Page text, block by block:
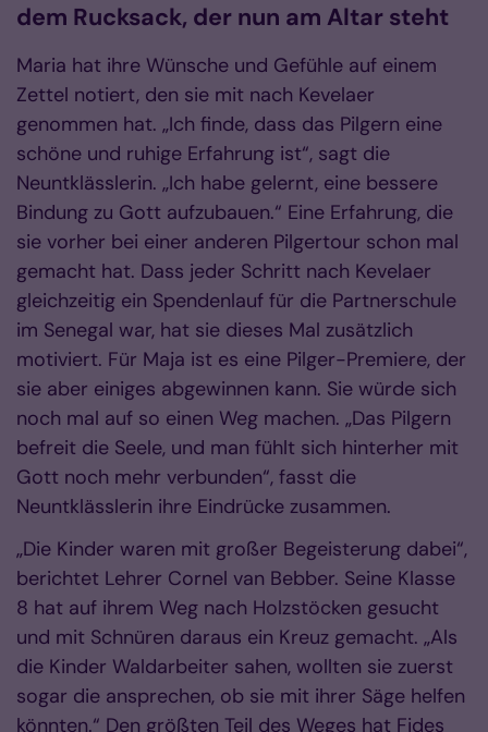
dem Rucksack, der nun am Altar steht
Maria hat ihre Wünsche und Gefühle auf einem
Zettel notiert, den sie mit nach Kevelaer
genommen hat. „Ich finde, dass das Pilgern eine
schöne und ruhige Erfahrung ist“, sagt die
Neuntklässlerin. „Ich habe gelernt, eine bessere
Bindung zu Gott aufzubauen.“ Eine Erfahrung, die
sie vorher bei einer anderen Pilgertour schon mal
gemacht hat. Dass jeder Schritt nach Kevelaer
gleichzeitig ein Spendenlauf für die Partnerschule
im Senegal war, hat sie dieses Mal zusätzlich
motiviert. Für Maja ist es eine Pilger-Premiere, der
sie aber einiges abgewinnen kann. Sie würde sich
noch mal auf so einen Weg machen. „Das Pilgern
befreit die Seele, und man fühlt sich hinterher mit
Gott noch mehr verbunden“, fasst die
Neuntklässlerin ihre Eindrücke zusammen.
„Die Kinder waren mit großer Begeisterung dabei“,
berichtet Lehrer Cornel van Bebber. Seine Klasse
8 hat auf ihrem Weg nach Holzstöcken gesucht
und mit Schnüren daraus ein Kreuz gemacht. „Als
die Kinder Waldarbeiter sahen, wollten sie zuerst
sogar die ansprechen, ob sie mit ihrer Säge helfen
könnten.“ Den größten Teil des Weges hat Fides